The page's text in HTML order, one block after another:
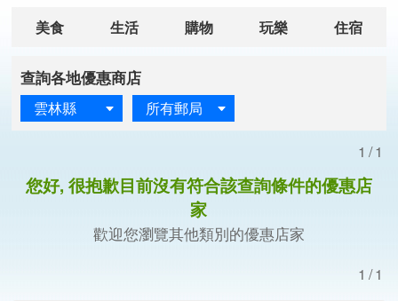
美食 生活 購物 玩樂 住宿
查詢各地優惠商店
雲林縣 所有郵局
1/1
您好, 很抱歉目前沒有符合該查詢條件的優惠店
家
歡迎您瀏覽其他類別的優惠店家
1/1